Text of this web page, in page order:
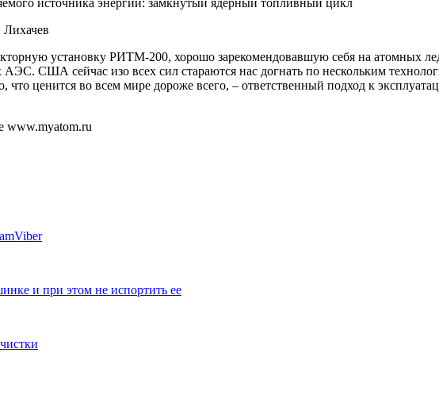
Лихачев
установку РИТМ-200, хорошо зарекомендовавшую себя на атомных
США сейчас изо всех сил стараются нас догнать по нескольким
что ценится во всем мире дороже всего, – ответственный подход к
www.myatom.ru
Viber
и при этом не испортить ее